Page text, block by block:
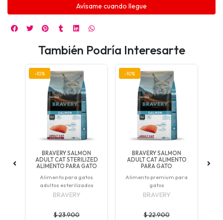
Avísame cuando llegue
También Podría Interesarte
-10%
BRAVERY SALMON
ADULT CAT STERILIZED
ALIMENTO PARA GATO
Alimento para gatos
adultos esterilizados
BRAVERY
$ 23.900
-10%
BRAVERY SALMON
ADULT CAT ALIMENTO
PARA GATO
Alimento premium para
gatos
BRAVERY
$ 22.900